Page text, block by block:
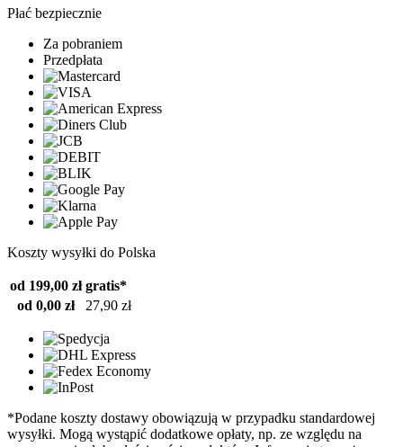
Płać bezpiecznie
Za pobraniem
Przedpłata
Koszty wysyłki do Polska
od 199,00 zł gratis*
od 0,00 zł
27,90 zł
*Podane koszty dostawy obowiązują w przypadku standardowej
wysyłki. Mogą wystąpić dodatkowe opłaty, np. ze względu na